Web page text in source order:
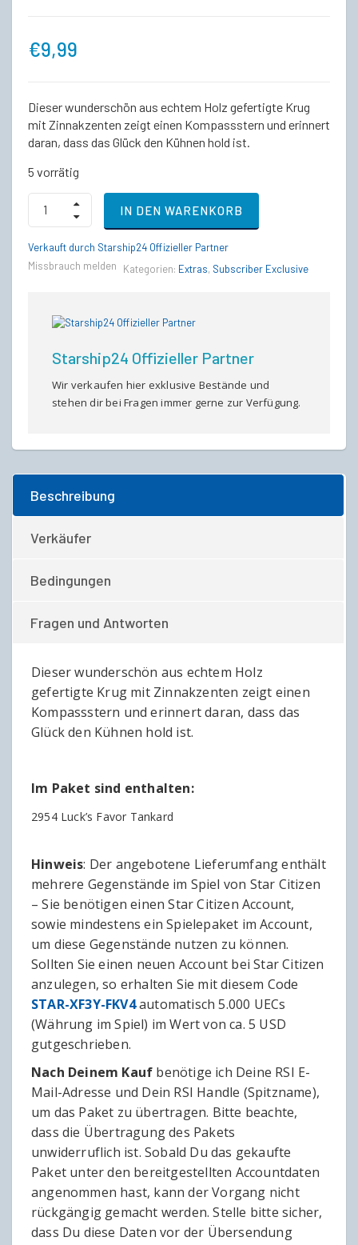
€9,99
Dieser wunderschön aus echtem Holz gefertigte Krug
mit Zinnakzenten zeigt einen Kompassstern und erinnert
daran, dass das Glück den Kühnen hold ist.
5 vorrätig
2954
Luck's
Favor
Tankard
IN DEN WARENKORB
Verkauft durch Starship24 Offizieller Partner
Missbrauch melden
Kategorien: Extras, Subscriber Exclusive
Starship24 Offizieller Partner
Wir verkaufen hier exklusive Bestände und
stehen dir bei Fragen immer gerne zur Verfügung.
Beschreibung
Verkäufer
Bedingungen
Fragen und Antworten
Dieser wunderschön aus echtem Holz
gefertigte Krug mit Zinnakzenten zeigt einen
Kompassstern und erinnert daran, dass das
Glück den Kühnen hold ist.
Im Paket sind enthalten:
2954 Luck’s Favor Tankard
Hinweis: Der angebotene Lieferumfang enthält
mehrere Gegenstände im Spiel von Star Citizen
– Sie benötigen einen Star Citizen Account,
sowie mindestens ein Spielepaket im Account,
um diese Gegenstände nutzen zu können.
Sollten Sie einen neuen Account bei Star Citizen
anzulegen, so erhalten Sie mit diesem Code
STAR-XF3Y-FKV4automatisch 5.000 UECs
(Währung im Spiel) im Wert von ca. 5 USD
gutgeschrieben.
Nach Deinem Kauf benötige ich Deine RSI E-
Mail-Adresse und Dein RSI Handle (Spitzname),
um das Paket zu übertragen. Bitte beachte,
dass die Übertragung des Pakets
unwiderruflich ist. Sobald Du das gekaufte
Paket unter den bereitgestellten Accountdaten
angenommen hast, kann der Vorgang nicht
rückgängig gemacht werden. Stelle bitte sicher,
dass Du diese Daten vor der Übersendung